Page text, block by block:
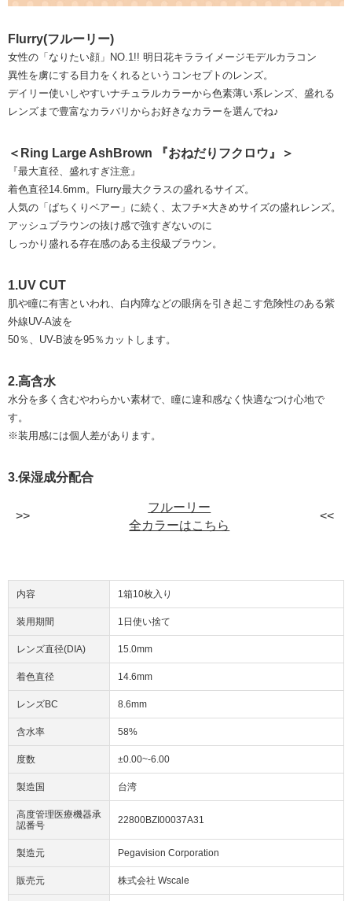
Flurry(フルーリー)
女性の「なりたい顔」NO.1!! 明日花キラライメージモデルカラコン
異性を虜にする目力をくれるというコンセプトのレンズ。
デイリー使いしやすいナチュラルカラーから色素薄い系レンズ、盛れる
レンズまで豊富なカラバリからお好きなカラーを選んでね♪
＜Ring Large AshBrown 『おねだりフクロウ』＞
『最大直径、盛れすぎ注意』
着色直径14.6mm。Flurry最大クラスの盛れるサイズ。
人気の「ぱちくりベアー」に続く、太フチ×大きめサイズの盛れレンズ。
アッシュブラウンの抜け感で強すぎないのに
しっかり盛れる存在感のある主役級ブラウン。
1.UV CUT
肌や瞳に有害といわれ、白内障などの眼病を引き起こす危険性のある紫
外線UV-A波を
50％、UV-B波を95％カットします。
2.高含水
水分を多く含むやわらかい素材で、瞳に違和感なく快適なつけ心地で
す。
※装用感には個人差があります。
3.保湿成分配合
フルーリー
全カラーはこちら
内容 1箱10枚入り
装用期間 1日使い捨て
レンズ直径(DIA) 15.0mm
着色直径 14.6mm
レンズBC 8.6mm
含水率 58%
度数 ±0.00~-6.00
製造国 台湾
高度管理医療機器承
認番号
22800BZI00037A31
製造元 Pegavision Corporation
販売元 株式会社 Wscale